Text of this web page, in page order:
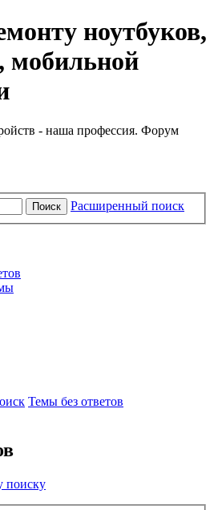
ноутбуков,
мобильной
- наша профессия. Форум
Поиск Расширенный поиск
Темы без ответов
поиску